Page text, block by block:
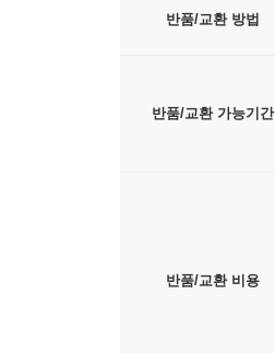
반품/교환 방법
반품/교환 가능기간
반품/교환 비용